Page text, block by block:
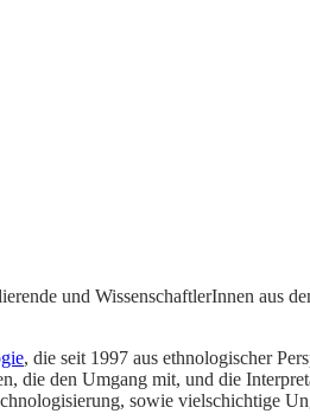
und WissenschaftlerInnen aus
, die seit 1997 aus ethnologischer
die den Umgang mit, und die
sowie vielschichtige